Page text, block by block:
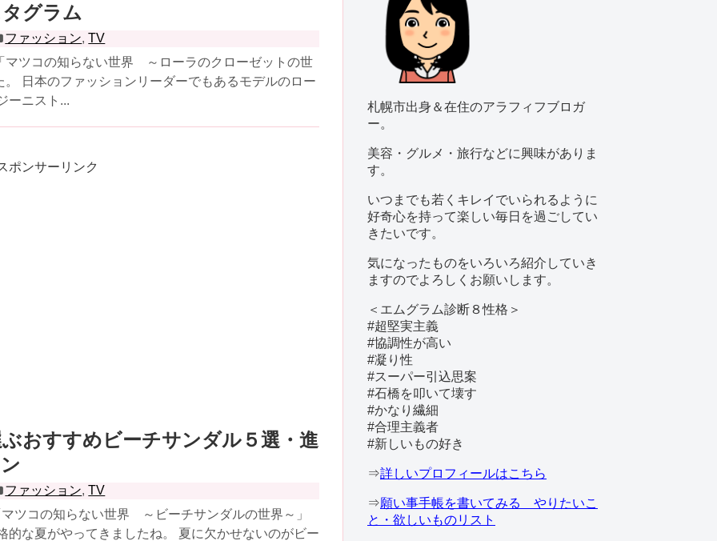
グラム
ファッション,TV
マツコの知らない世界 ～ローラのクローゼットの世
。 日本のファッションリーダーでもあるモデルのロー
ーニスト...
ポンサーリンク
おすすめビーチサンダル５選・進
ファッション,TV
ツコの知らない世界 ～ビーチサンダルの世界～」
的な夏がやってきましたね。 夏に欠かせないのがビー
札幌市出身＆在住のアラフィフブロガ
ー。
美容・グルメ・旅行などに興味がありま
す。
いつまでも若くキレイでいられるように
好奇心を持って楽しい毎日を過ごしてい
きたいです。
気になったものをいろいろ紹介していき
ますのでよろしくお願いします。
＜エムグラム診断８性格＞
#超堅実主義
#協調性が高い
#凝り性
#スーパー引込思案
#石橋を叩いて壊す
#かなり繊細
#合理主義者
#新しいもの好き
⇒詳しいプロフィールはこちら
⇒願い事手帳を書いてみる やりたいこ
と・欲しいものリスト